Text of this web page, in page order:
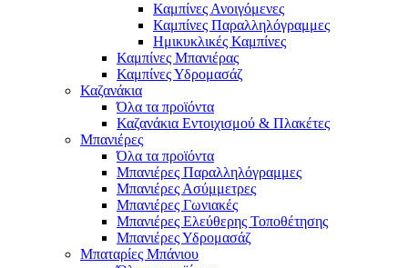
Καμπίνες Ανοιγόμενες
Καμπίνες Παραλληλόγραμμες
Ημικυκλικές Καμπίνες
Καμπίνες Μπανιέρας
Καμπίνες Υδρομασάζ
Καζανάκια
Όλα τα προϊόντα
Καζανάκια Εντοιχισμού & Πλακέτες
Μπανιέρες
Όλα τα προϊόντα
Μπανιέρες Παραλληλόγραμμες
Μπανιέρες Ασύμμετρες
Μπανιέρες Γωνιακές
Μπανιέρες Ελεύθερης Τοποθέτησης
Μπανιέρες Υδρομασάζ
Μπαταρίες Μπάνιου